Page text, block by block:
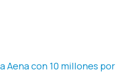
Aena con 10 millones por